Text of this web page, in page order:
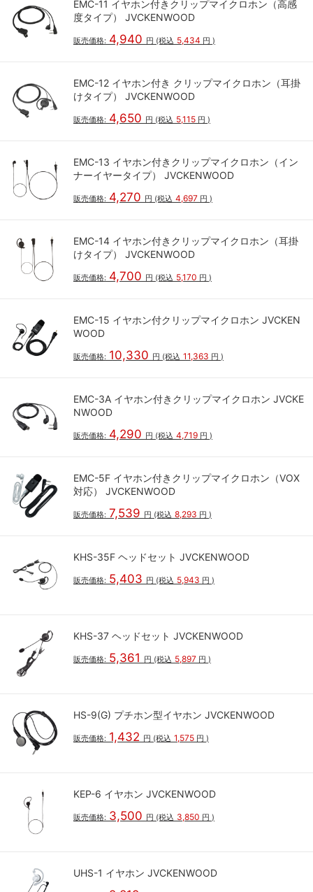
EMC-11 イヤホン付きクリップマイクロホン（高感
度タイプ） JVCKENWOOD
販売価格: 4,940 円 (税込 5,434 円 )
EMC-12 イヤホン付き クリップマイクロホン（耳掛
けタイプ） JVCKENWOOD
販売価格: 4,650 円 (税込 5,115 円 )
EMC-13 イヤホン付きクリップマイクロホン（イン
ナーイヤータイプ） JVCKENWOOD
販売価格: 4,270 円 (税込 4,697 円 )
EMC-14 イヤホン付きクリップマイクロホン（耳掛
けタイプ） JVCKENWOOD
販売価格: 4,700 円 (税込 5,170 円 )
EMC-15 イヤホン付クリップマイクロホン JVCKEN
WOOD
販売価格: 10,330 円 (税込 11,363 円 )
EMC-3A イヤホン付きクリップマイクロホン JVCKE
NWOOD
販売価格: 4,290 円 (税込 4,719 円 )
EMC-5F イヤホン付きクリップマイクロホン（VOX
対応） JVCKENWOOD
販売価格: 7,539 円 (税込 8,293 円 )
KHS-35F ヘッドセット JVCKENWOOD
販売価格: 5,403 円 (税込 5,943 円 )
KHS-37 ヘッドセット JVCKENWOOD
販売価格: 5,361 円 (税込 5,897 円 )
HS-9(G) プチホン型イヤホン JVCKENWOOD
販売価格: 1,432 円 (税込 1,575 円 )
KEP-6 イヤホン JVCKENWOOD
販売価格: 3,500 円 (税込 3,850 円 )
UHS-1 イヤホン JVCKENWOOD